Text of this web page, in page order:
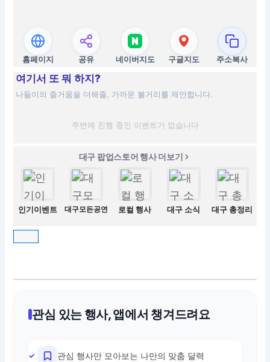
홈페이지 공유 네이버지도 구글지도 주소복사
여기서 또 뭐 하지?
나들이의 즐거움을 더해줄, 가까운 볼거리를 제안합니다.
주변에 진행 중인 이벤트가 없습니다
대구 팝업스토어 행사 더보기
인기이벤트 대구모든공연 로컬 행사 대구 소식 대구 총정리
관심 있는 행사, 앱에서 챙겨드려요
관심 행사만 모아보는 나만의 맞춤 달력